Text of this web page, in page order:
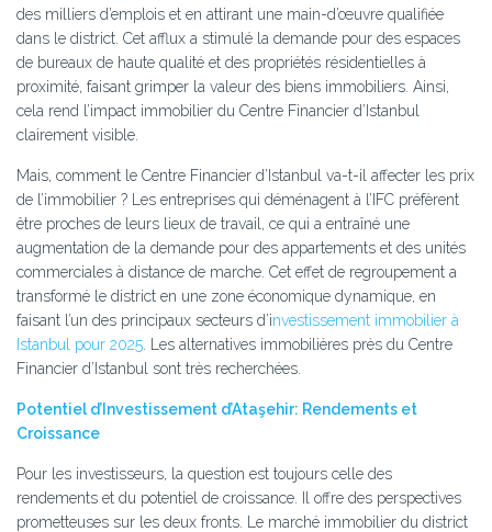
des milliers d’emplois et en attirant une main-d’œuvre qualifiée
dans le district. Cet afflux a stimulé la demande pour des espaces
de bureaux de haute qualité et des propriétés résidentielles à
proximité, faisant grimper la valeur des biens immobiliers. Ainsi,
cela rend l’impact immobilier du Centre Financier d’Istanbul
clairement visible.
Mais, comment le Centre Financier d’Istanbul va-t-il affecter les prix
de l’immobilier ? Les entreprises qui déménagent à l’IFC préfèrent
être proches de leurs lieux de travail, ce qui a entraîné une
augmentation de la demande pour des appartements et des unités
commerciales à distance de marche. Cet effet de regroupement a
transformé le district en une zone économique dynamique, en
faisant l’un des principaux secteurs d’investissement immobilier à
Istanbul pour 2025 . Les alternatives immobilières près du Centre
Financier d’Istanbul sont très recherchées.
Potentiel d’Investissement d’Ataşehir: Rendements et
Croissance
Pour les investisseurs, la question est toujours celle des
rendements et du potentiel de croissance. Il offre des perspectives
prometteuses sur les deux fronts. Le marché immobilier du district